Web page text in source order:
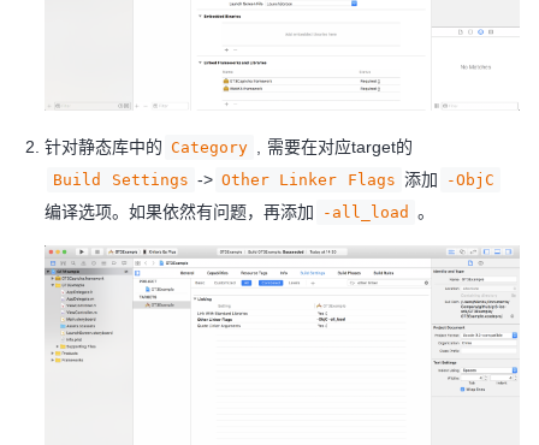
针对静态库中的 Category , 需要在对应target的
Build Settings -> Other Linker Flags 添加 -ObjC
编译选项。如果依然有问题，再添加 -all_load 。